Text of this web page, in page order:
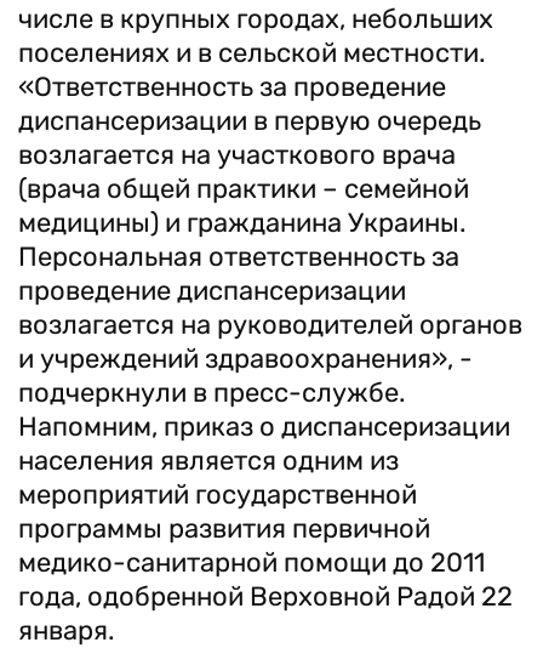
числе в крупных городах, небольших
поселениях и в сельской местности.
«Ответственность за проведение
диспансеризации в первую очередь
возлагается на участкового врача
(врача общей практики – семейной
медицины) и гражданина Украины.
Персональная ответственность за
проведение диспансеризации
возлагается на руководителей органов
и учреждений здравоохранения», -
подчеркнули в пресс-службе.
Напомним, приказ о диспансеризации
населения является одним из
мероприятий государственной
программы развития первичной
медико-санитарной помощи до 2011
года, одобренной Верховной Радой 22
января.